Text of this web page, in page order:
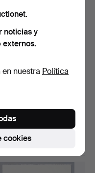
28. MÄRZ 1985)…
18 may 2015
noticias y
externos.
nuestra Política
cookies